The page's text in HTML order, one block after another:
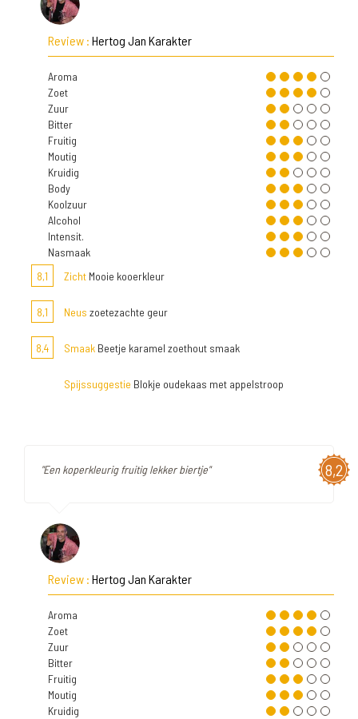
Review : Hertog Jan Karakter
Aroma
Zoet
Zuur
Bitter
Fruitig
Moutig
Kruidig
Body
Koolzuur
Alcohol
Intensit.
Nasmaak
8,1
Zicht Mooie kooerkleur
8,1 Neus zoetezachte geur
8,4 Smaak Beetje karamel zoethout smaak
Spijssuggestie Blokje oudekaas met appelstroop
8,2
"Een koperkleurig fruitig lekker biertje"
Review : Hertog Jan Karakter
Aroma
Zoet
Zuur
Bitter
Fruitig
Moutig
Kruidig